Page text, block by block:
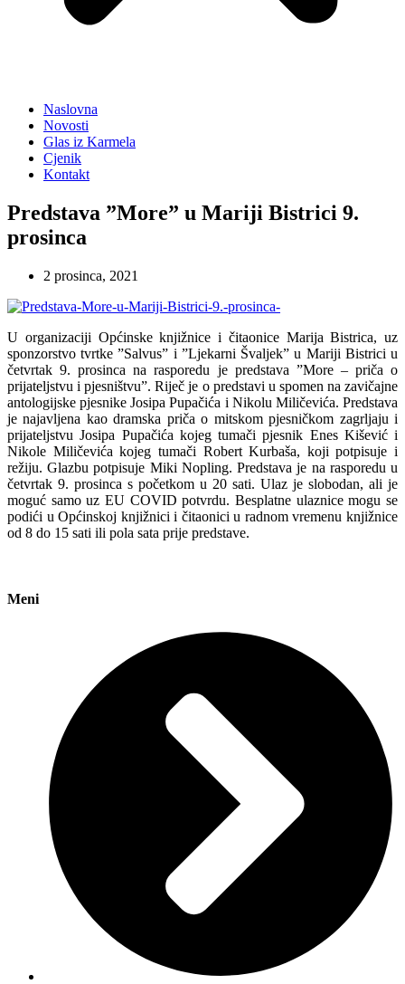
Naslovna
Novosti
Glas iz Karmela
Cjenik
Kontakt
Predstava ”More” u Mariji Bistrici 9.
prosinca
2 prosinca, 2021
U organizaciji Općinske knjižnice i čitaonice Marija Bistrica, uz
sponzorstvo tvrtke ”Salvus” i ”Ljekarni Švaljek” u Mariji Bistrici u
četvrtak 9. prosinca na rasporedu je predstava ”More – priča o
prijateljstvu i pjesništvu”. Riječ je o predstavi u spomen na zavičajne
antologijske pjesnike Josipa Pupačića i Nikolu Miličevića. Predstava
je najavljena kao dramska priča o mitskom pjesničkom zagrljaju i
prijateljstvu Josipa Pupačića kojeg tumači pjesnik Enes Kišević i
Nikole Miličevića kojeg tumači Robert Kurbaša, koji potpisuje i
režiju. Glazbu potpisuje Miki Nopling. Predstava je na rasporedu u
četvrtak 9. prosinca s početkom u 20 sati. Ulaz je slobodan, ali je
moguć samo uz EU COVID potvrdu. Besplatne ulaznice mogu se
podići u Općinskoj knjižnici i čitaonici u radnom vremenu knjižnice
od 8 do 15 sati ili pola sata prije predstave.
Meni